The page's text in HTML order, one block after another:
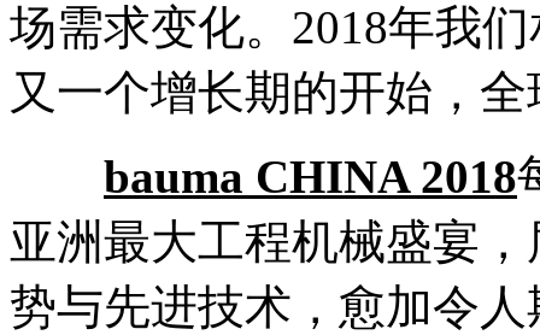
场需求变化。2018年我
又一个增长期的开始，
bauma CHINA 2018
亚洲最大工程机械盛宴
势与先进技术，愈加令